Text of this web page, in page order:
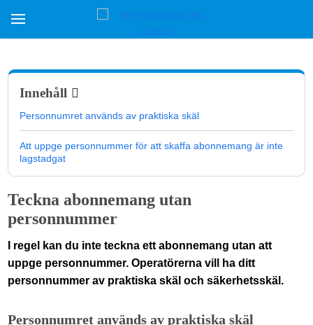
Innehåll
Personnumret används av praktiska skäl
Att uppge personnummer för att skaffa abonnemang är inte
lagstadgat
Teckna abonnemang utan
personnummer
I regel kan du inte teckna ett abonnemang utan att
uppge personnummer. Operatörerna vill ha ditt
personnummer av praktiska skäl och säkerhetsskäl.
Personnumret används av praktiska skäl